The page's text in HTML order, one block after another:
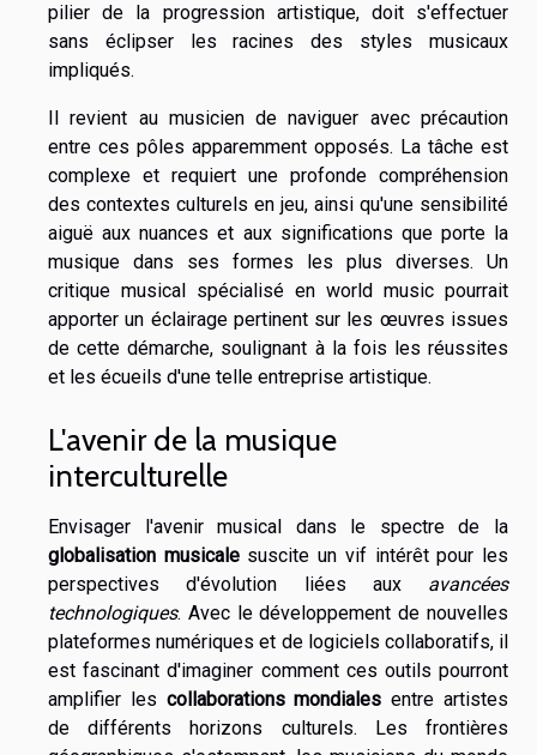
pilier de la progression artistique, doit s'effectuer
sans éclipser les racines des styles musicaux
impliqués.
Il revient au musicien de naviguer avec précaution
entre ces pôles apparemment opposés. La tâche est
complexe et requiert une profonde compréhension
des contextes culturels en jeu, ainsi qu'une sensibilité
aiguë aux nuances et aux significations que porte la
musique dans ses formes les plus diverses. Un
critique musical spécialisé en world music pourrait
apporter un éclairage pertinent sur les œuvres issues
de cette démarche, soulignant à la fois les réussites
et les écueils d'une telle entreprise artistique.
L'avenir de la musique
interculturelle
Envisager l'avenir musical dans le spectre de la
globalisation musicalesuscite un vif intérêt pour les
perspectives d'évolution liées aux avancées
technologiques. Avec le développement de nouvelles
plateformes numériques et de logiciels collaboratifs, il
est fascinant d'imaginer comment ces outils pourront
amplifier les collaborations mondiales entre artistes
de différents horizons culturels. Les frontières